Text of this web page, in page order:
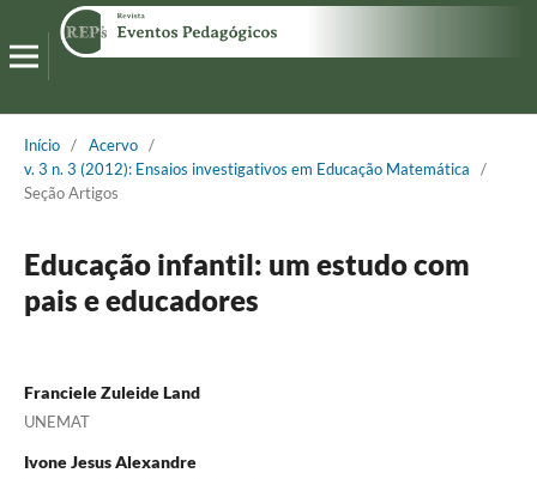
Início / Acervo /
v. 3 n. 3 (2012): Ensaios investigativos em Educação Matemática
/
Seção Artigos
Educação infantil: um estudo com
pais e educadores
Franciele Zuleide Land
UNEMAT
Ivone Jesus Alexandre